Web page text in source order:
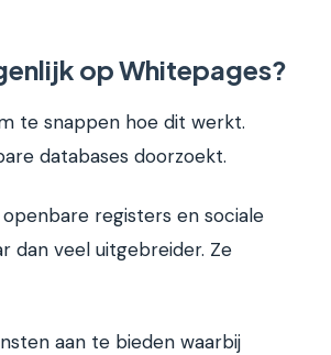
op Whitepages?
te snappen hoe dit werkt.
databases doorzoekt.
registers en sociale
dan veel uitgebreider. Ze
aan te bieden waarbij